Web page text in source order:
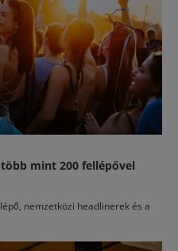
mint 200 fellépővel
nemzetközi headlinerek és a